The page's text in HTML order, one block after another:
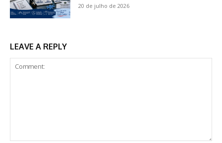
20 de julho de 2026
LEAVE A REPLY